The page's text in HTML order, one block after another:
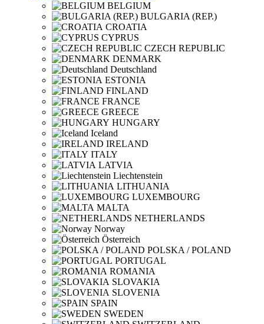
BELGIUM
BULGARIA (REP.)
CROATIA
CYPRUS
CZECH REPUBLIC
DENMARK
Deutschland
ESTONIA
FINLAND
FRANCE
GREECE
HUNGARY
Iceland
IRELAND
ITALY
LATVIA
Liechtenstein
LITHUANIA
LUXEMBOURG
MALTA
NETHERLANDS
Norway
Österreich
POLSKA / POLAND
PORTUGAL
ROMANIA
SLOVAKIA
SLOVENIA
SPAIN
SWEDEN